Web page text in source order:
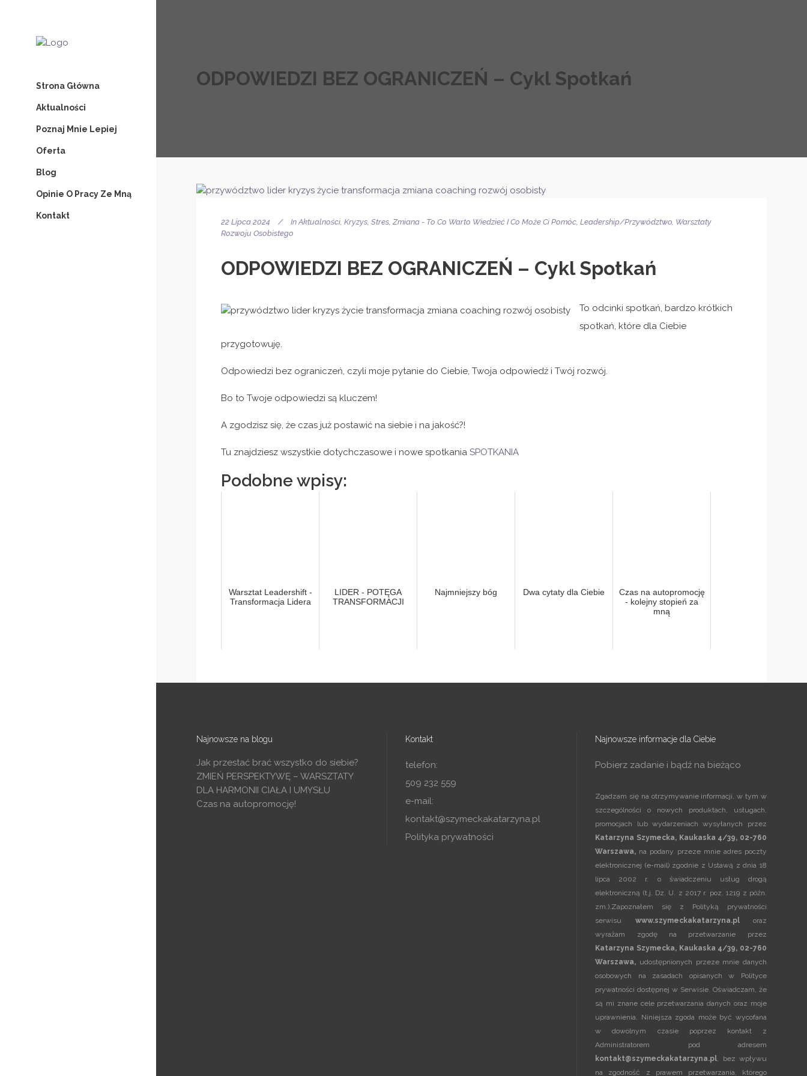
Strona Główna
Aktualności
Poznaj Mnie Lepiej
Oferta
Blog
Opinie O Pracy Ze Mną
Kontakt
ODPOWIEDZI BEZ OGRANICZEŃ – Cykl Spotkań
22 Lipca 2024 In Aktualności, Kryzys, Stres, Zmiana - To Co Warto Wiedzieć I Co Może Ci Pomóc, Leadership/Przywództwo, Warsztaty
Rozwoju Osobistego
ODPOWIEDZI BEZ OGRANICZEŃ – Cykl Spotkań
To odcinki spotkań, bardzo krótkich
spotkań, które dla Ciebie
przygotowuję.
Odpowiedzi bez ograniczeń, czyli moje pytanie do Ciebie, Twoja odpowiedź i Twój rozwój.
Bo to Twoje odpowiedzi są kluczem!
A zgodzisz się, że czas już postawić na siebie i na jakość?!
Tu znajdziesz wszystkie dotychczasowe i nowe spotkania SPOTKANIA
Podobne wpisy:
Warsztat Leadershift -
Transformacja Lidera
LIDER - POTĘGA
TRANSFORMACJI
Najmniejszy bóg Dwa cytaty dla Ciebie
Czas na autopromocję
- kolejny stopień za
mną
Najnowsze na blogu
Jak przestać brać wszystko do siebie?
ZMIEŃ PERSPEKTYWĘ – WARSZTATY
DLA HARMONII CIAŁA I UMYSŁU
Czas na autopromocję!
Kontakt
telefon:
509 232 559
e-mail:
kontakt@szymeckakatarzyna.pl
Polityka prywatności
Najnowsze informacje dla Ciebie
Pobierz zadanie i bądź na bieżąco
Zgadzam się na otrzymywanie informacji, w tym w
szczególności o nowych produktach, usługach,
promocjach lub wydarzeniach wysyłanych przez
Katarzyna Szymecka, Kaukaska 4/39, 02-760
Warszawa, na podany przeze mnie adres poczty
elektronicznej (e-mail) zgodnie z Ustawą z dnia 18
lipca 2002 r. o świadczeniu usług drogą
elektroniczną (t.j. Dz. U. z 2017 r. poz. 1219 z późn.
zm.).Zapoznałem się z Polityką prywatności
serwisu www.szymeckakatarzyna.ploraz
wyrażam zgodę na przetwarzanie przez
Katarzyna Szymecka, Kaukaska 4/39, 02-760
Warszawa, udostępnionych przeze mnie danych
osobowych na zasadach opisanych w Polityce
prywatności dostępnej w Serwisie. Oświadczam, że
są mi znane cele przetwarzania danych oraz moje
uprawnienia. Niniejsza zgoda może być wycofana
w dowolnym czasie poprzez kontakt z
Administratorem pod adresem
kontakt@szymeckakatarzyna.pl, bez wpływu
na zgodność z prawem przetwarzania, którego